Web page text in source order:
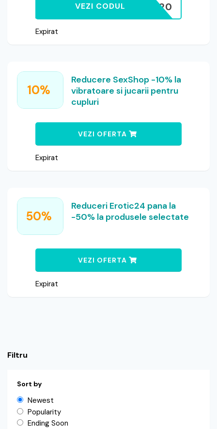
ERO20
VEZI CODUL
Expirat
10%
Reducere SexShop -10% la
vibratoare si jucarii pentru
cupluri
VEZI OFERTA
Expirat
50%
Reduceri Erotic24 pana la
-50% la produsele selectate
VEZI OFERTA
Expirat
Filtru
Sort by
Newest
Popularity
Ending Soon